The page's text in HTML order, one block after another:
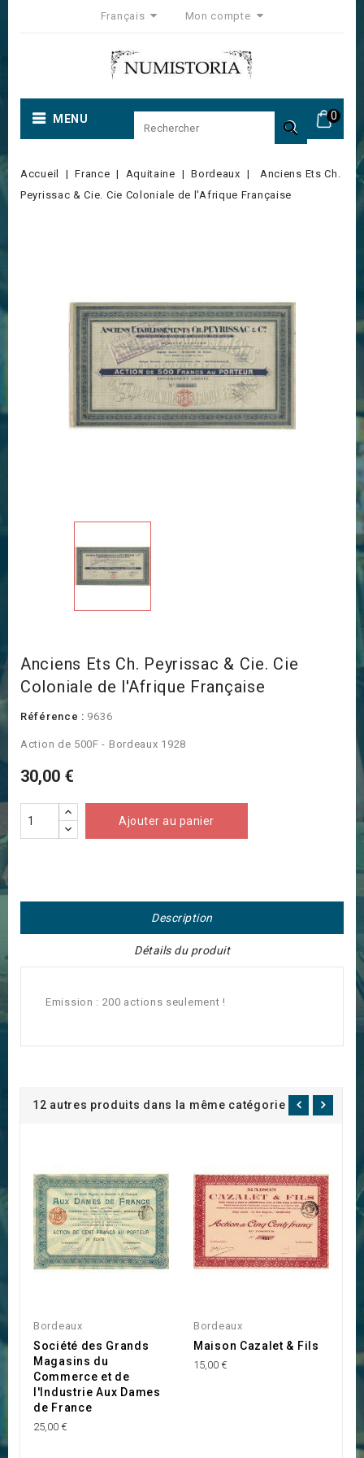
Français Mon compte
0
MENU 
Accueil France Aquitaine Bordeaux
Anciens Ets Ch.
Peyrissac & Cie. Cie Coloniale de l'Afrique Française
Anciens Ets Ch. Peyrissac & Cie. Cie
Coloniale de l'Afrique Française
Référence : 9636
Action de 500F - Bordeaux 1928
30,00 €
Ajouter au panier
Description
Détails du produit
Emission : 200 actions seulement !
12 autres produits dans la même catégorie :
Bordeaux
Société des Grands
Magasins du
Commerce et de
l'Industrie Aux Dames
de France
25,00 €
Bordeaux
Maison Cazalet & Fils
15,00 €